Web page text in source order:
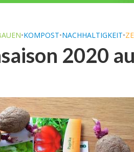
•KOMPOST•NACHHALTIGKEIT•
2020